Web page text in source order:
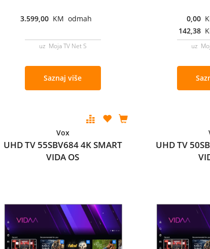
3.599,00 KM odmah
uz Moja TV Net S
Saznaj više
0,00
142,38
uz
Vox
UHD TV 55SBV684 4K SMART
VIDA OS
UHD TV